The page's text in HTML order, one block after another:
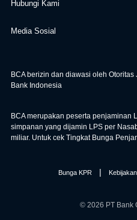
Hubungi Kami
Media Sosial
BCA berizin dan diawasi oleh
Bank Indonesia
BCA merupakan peserta penjaminan
simpanan yang dijamin LPS per
miliar. Untuk cek Tingkat Bunga
Bunga KPR | Kebijakan
© 2026 PT Bank